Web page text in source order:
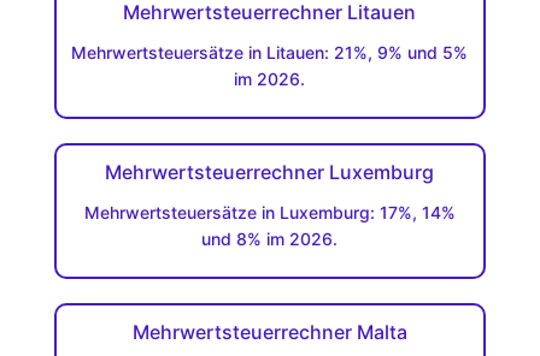
Mehrwertsteuerrechner Litauen
Mehrwertsteuersätze in Litauen: 21%, 9% und 5%
im 2026.
Mehrwertsteuerrechner Luxemburg
Mehrwertsteuersätze in Luxemburg: 17%, 14%
und 8% im 2026.
Mehrwertsteuerrechner Malta